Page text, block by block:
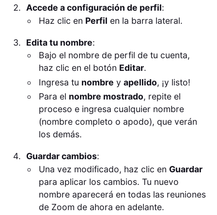
Accede a configuración de perfil:
Haz clic en Perfil en la barra lateral.
Edita tu nombre:
Bajo el nombre de perfil de tu cuenta,
haz clic en el botón Editar.
Ingresa tu nombre yapellido, ¡y listo!
Para el nombre mostrado, repite el
proceso e ingresa cualquier nombre
(nombre completo o apodo), que verán
los demás.
Guardar cambios:
Una vez modificado, haz clic en Guardar
para aplicar los cambios. Tu nuevo
nombre aparecerá en todas las reuniones
de Zoom de ahora en adelante.